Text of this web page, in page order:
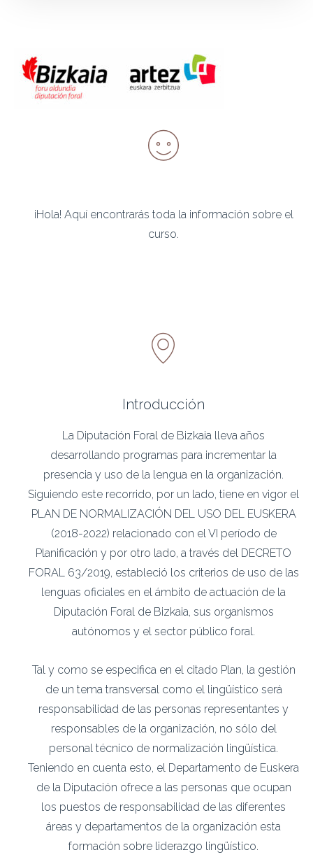
¡Hola! Aquí encontrarás toda la información sobre el
curso.
Introducción
La Diputación Foral de Bizkaia lleva años
desarrollando programas para incrementar la
presencia y uso de la lengua en la organización.
Siguiendo este recorrido, por un lado, tiene en vigor el
PLAN DE NORMALIZACIÓN DEL USO DEL EUSKERA
(2018-2022) relacionado con el VI período de
Planificación y por otro lado, a través del DECRETO
FORAL 63/2019, estableció los criterios de uso de las
lenguas oficiales en el ámbito de actuación de la
Diputación Foral de Bizkaia, sus organismos
autónomos y el sector público foral.
Tal y como se especifica en el citado Plan, la gestión
de un tema transversal como el lingüístico será
responsabilidad de las personas representantes y
responsables de la organización, no sólo del
personal técnico de normalización lingüística.
Teniendo en cuenta esto, el Departamento de Euskera
de la Diputación ofrece a las personas que ocupan
los puestos de responsabilidad de las diferentes
áreas y departamentos de la organización esta
formación sobre liderazgo lingüístico.